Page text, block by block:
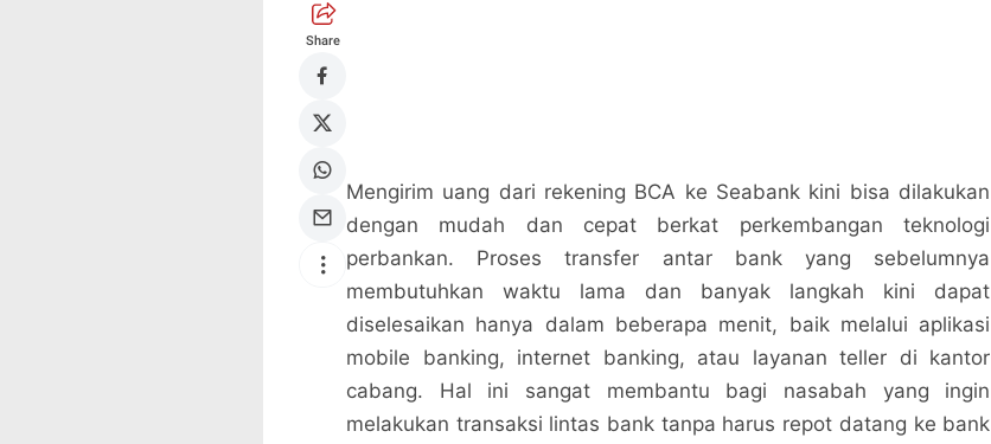
Share
Mengirim uang dari rekening BCA ke Seabank kini bisa dilakukan
dengan mudah dan cepat berkat perkembangan teknologi
perbankan. Proses transfer antar bank yang sebelumnya
membutuhkan waktu lama dan banyak langkah kini dapat
diselesaikan hanya dalam beberapa menit, baik melalui aplikasi
mobile banking, internet banking, atau layanan teller di kantor
cabang. Hal ini sangat membantu bagi nasabah yang ingin
melakukan transaksi lintas bank tanpa harus repot datang ke bank